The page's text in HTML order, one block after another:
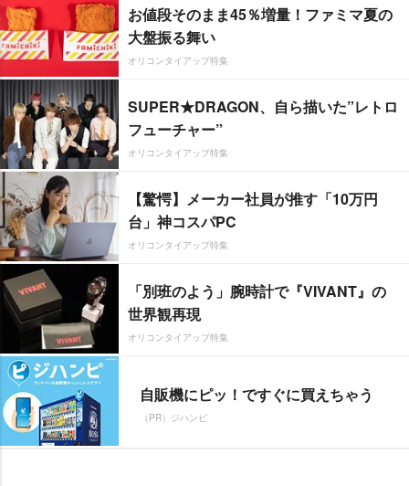
お値段そのまま45％増量！ファミマ夏の
大盤振る舞い
オリコンタイアップ特集
SUPER★DRAGON、自ら描いた”レトロ
フューチャー”
オリコンタイアップ特集
【驚愕】メーカー社員が推す「10万円
台」神コスパPC
オリコンタイアップ特集
「別班のよう」腕時計で『VIVANT』の
世界観再現
オリコンタイアップ特集
自販機にピッ！ですぐに買えちゃう
（PR）ジハンピ